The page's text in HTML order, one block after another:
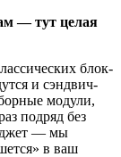
— тут целая
блок-
и сэндвич-
модули,
подряд без
— мы
в ваш